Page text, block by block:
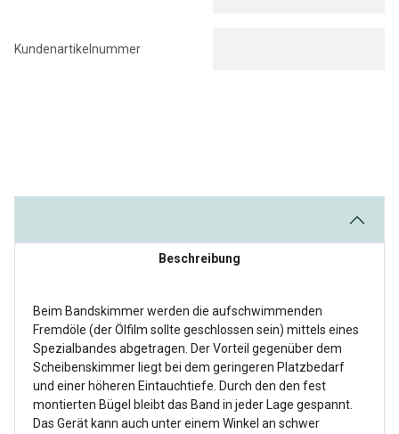
Kundenartikelnummer
Beschreibung
Beim Bandskimmer werden die aufschwimmenden
Fremdöle (der Ölfilm sollte geschlossen sein) mittels eines
Spezialbandes abgetragen. Der Vorteil gegenüber dem
Scheibenskimmer liegt bei dem geringeren Platzbedarf
und einer höheren Eintauchtiefe. Durch den den fest
montierten Bügel bleibt das Band in jeder Lage gespannt.
Das Gerät kann auch unter einem Winkel an schwer